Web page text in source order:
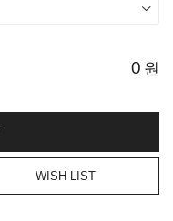
0 원
WISH LIST